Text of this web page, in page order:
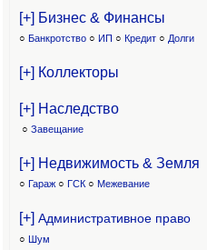
[+] Бизнес & Финансы
○ Банкротство ○ ИП ○ Кредит ○ Долги
[+] Коллекторы
[+] Наследство
○ Завещание
[+] Недвижимость & Земля
○ Гараж ○ ГСК ○ Межевание
[+] Административное право
○ Шум